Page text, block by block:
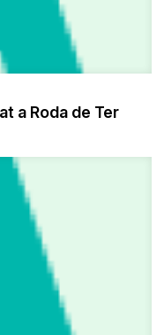
a Roda de Ter